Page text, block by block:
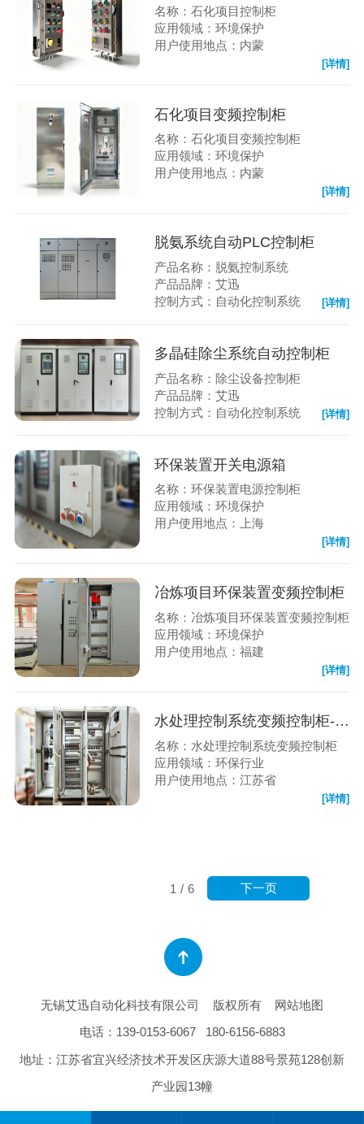
名称：石化项目控制柜
应用领域：环境保护
用户使用地点：内蒙
[详情]
石化项目变频控制柜
名称：石化项目变频控制柜
应用领域：环境保护
用户使用地点：内蒙
[详情]
脱氨系统自动PLC控制柜
产品名称：脱氨控制系统
产品品牌：艾迅
控制方式：自动化控制系统
[详情]
多晶硅除尘系统自动控制柜
产品名称：除尘设备控制柜
产品品牌：艾迅
控制方式：自动化控制系统
[详情]
环保装置开关电源箱
名称：环保装置电源控制柜
应用领域：环境保护
用户使用地点：上海
[详情]
冶炼项目环保装置变频控制柜
名称：冶炼项目环保装置变频控制柜
应用领域：环境保护
用户使用地点：福建
[详情]
水处理控制系统变频控制柜-PLC柜
名称：水处理控制系统变频控制柜
应用领域：环保行业
用户使用地点：江苏省
[详情]
1 / 6 下一页
无锡艾迅自动化科技有限公司 版权所有
网站地图
电话： 139-0153-6067
180-6156-6883
地址：江苏省宜兴经济技术开发区庆源大道88号景苑128创新
产业园13幢